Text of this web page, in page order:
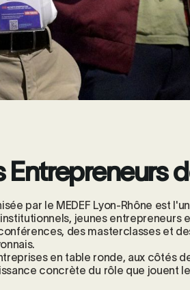
Entrepreneurs
par le MEDEF Lyon-Rhône est
jeunes entrepreneurs
des masterclasses et
en table ronde, aux côtés
concrète du rôle que jouent